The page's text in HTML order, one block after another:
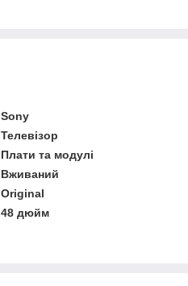
Sony
Телевізор
Плати та модулі
Вживаний
Original
48 дюйм